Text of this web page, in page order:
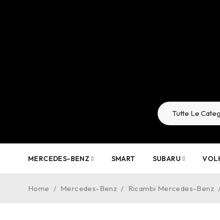
MERCEDES-BENZ SMART SUBARU
Home / Mercedes-Benz / Ricambi Mercedes-Benz